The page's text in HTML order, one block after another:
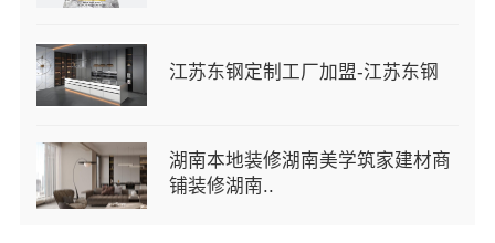
江苏东钢定制工厂加盟-江苏东钢
湖南本地装修湖南美学筑家建材商
铺装修湖南..